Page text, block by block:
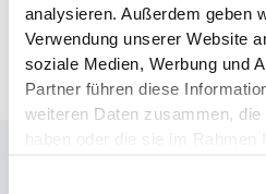
analysieren. Außerdem geben
Verwendung unserer Website
soziale Medien, Werbung und
Partner führen diese
weiteren Daten zusammen,
haben oder die sie im Rahmen